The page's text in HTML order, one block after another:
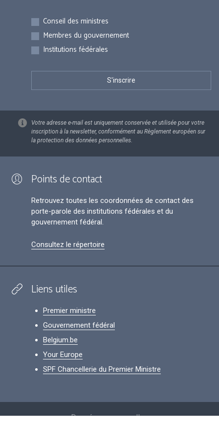
Inscriptions
Conseil des ministres
Membres du gouvernement
Institutions fédérales
Votre adresse e-mail est uniquement conservée et utilisée pour votre
inscription à la newsletter, conformément au Règlement européen sur
la protection des données personnelles.
Points de contact
Retrouvez toutes les coordonnées de contact des
porte-parole des institutions fédérales et du
gouvernement fédéral.
Consultez le répertoire
Liens utiles
Premier ministre
Gouvernement fédéral
Belgium.be
Your Europe
SPF Chancellerie du Premier Ministre
Données personnelles